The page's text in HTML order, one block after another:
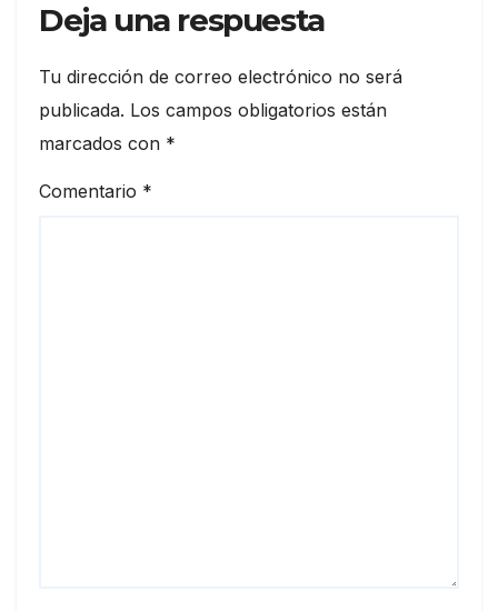
Deja una respuesta
Tu dirección de correo electrónico no será
publicada. Los campos obligatorios están
marcados con *
Comentario *